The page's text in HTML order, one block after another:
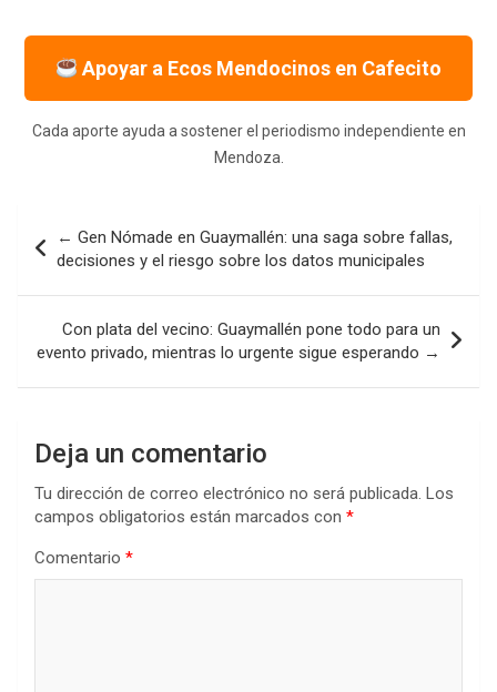
Apoyar a Ecos Mendocinos en Cafecito
Cada aporte ayuda a sostener el periodismo independiente en
Mendoza.
de
entradas
← Gen Nómade en Guaymallén: una saga sobre fallas,
decisiones y el riesgo sobre los datos municipales
Con plata del vecino: Guaymallén pone todo para un
evento privado, mientras lo urgente sigue esperando →
Deja un comentario
Tu dirección de correo electrónico no será publicada. Los
campos obligatorios están marcados con *
Comentario *